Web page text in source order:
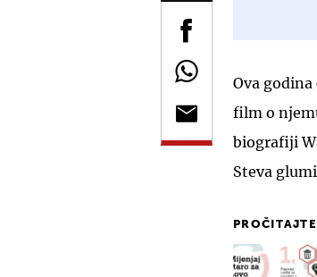
Ova
film o
biografiji
Steva